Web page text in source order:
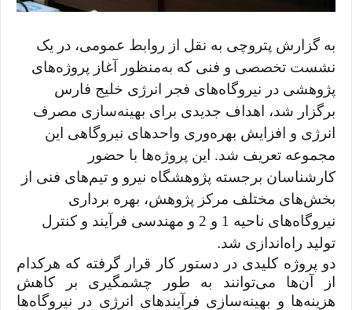
به گزارش پتروچی به نقل از روابط عمومی، در یک
نشست تخصصی و فنی که به‌منظور آغاز پروژه‌های
پژوهشی در نیروگاه‌های فجر انرژی خلیج فارس
برگزار شد، اهداف جدیدی برای بهینه‌سازی مصرف
انرژی و افزایش بهره‌وری واحدهای نیروگاهی این
مجموعه تعریف شد. این پروژه‌ها با حضور
کارشناسان برجسته پژوهشگاه نیرو و تیم‌های فنی از
بخش‌های مختلف مرکز پژوهش، بهره برداری
نیروگاه‌های ناحیه 1 و 2 و مهندسی فرآیند و کنترل
تولید راه‌اندازی شد.
دو پروژه کلیدی در دستور کار قرار گرفته که هرکدام
از آن‌ها می‌توانند به طور چشمگیری بر کاهش
هزینه‌ها و بهینه‌سازی فرآیندهای انرژی در نیروگاه‌ها